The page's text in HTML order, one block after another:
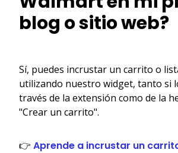
blog o sitio web?
Sí, puedes incrustar un carrito o
utilizando nuestro widget, tanto si
través de la extensión como de la
"Crear un carrito".
👉 Aprende a incrustar un